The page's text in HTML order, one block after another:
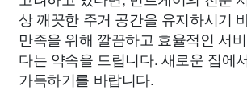
상 깨끗한 주거 공간을 유지하시기
만족을 위해 깔끔하고 효율적인 서
다는 약속을 드립니다. 새로운 집에
가득하기를 바랍니다.